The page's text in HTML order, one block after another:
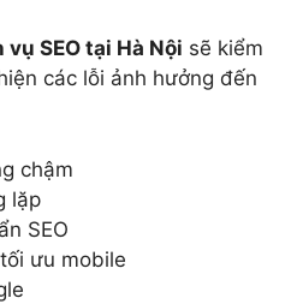
vụ SEO tại Hà Nội sẽ kiểm
các lỗi ảnh hưởng đến
chậm
lặp
SEO
ưu mobile